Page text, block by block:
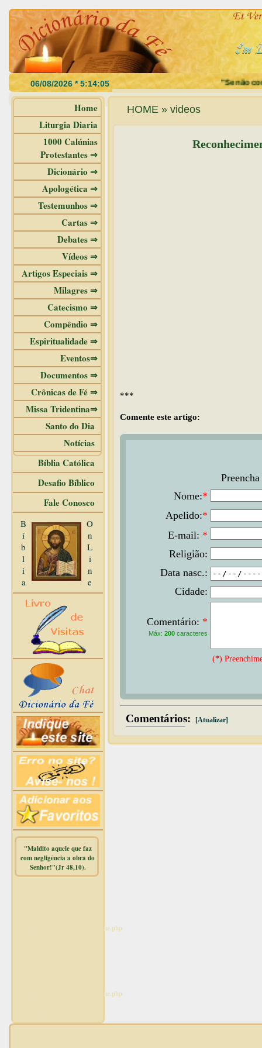
"Se não
Home
Liturgia Diaria
1000 Calúnias
Protestantes ⇒
Dicionário ⇒
Apologética ⇒
Testemunhos ⇒
Cartas ⇒
Debates ⇒
Vídeos ⇒
Artigos Especiais ⇒
Milagres ⇒
Catecismo ⇒
Compêndio ⇒
Espiritualidade ⇒
Eventos⇒
Documentos ⇒
Crônicas de Fé ⇒
Missa Tridentina⇒
Santo do Dia
Notícias
Bíblia Católica
Desafio Bíblico
Fale Conosco
B
í
b
l
i
a
O
n
L
i
n
e
"Maldito aquele que faz
com negligência a obra do
Senhor!"(Jr 48,10).
/home/dicionar/public_html/online.php
/home/dicionar/public_html/online.php
HOME » videos
***
Comente este artigo:
Nome:*
Apelido:*
E-mail: *
Religião:
Data nasc.:
Cidade:
Comentário: *
Máx: 200 caracteres
(*)
Comentários: [Atualizar]